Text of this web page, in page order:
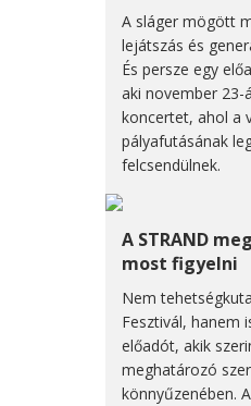
A sláger mögött
lejátszás és
És persze egy
aki november 23-
koncertet, ahol a
pályafutásának
felcsendülnek.
A STRAND
most figyelni
Nem
Fesztivál, hanem
előadót, akik
meghatározó
könnyűzenében.